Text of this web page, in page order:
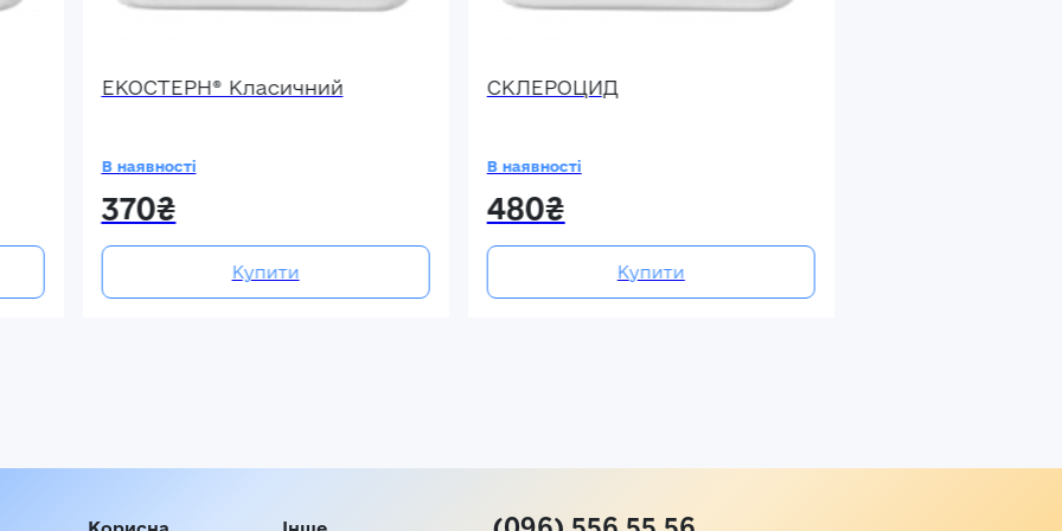
ЕКОСТЕРН® Класичний
В наявності
370₴
Купити
СКЛЕРОЦИД
В наявності
480₴
Купити